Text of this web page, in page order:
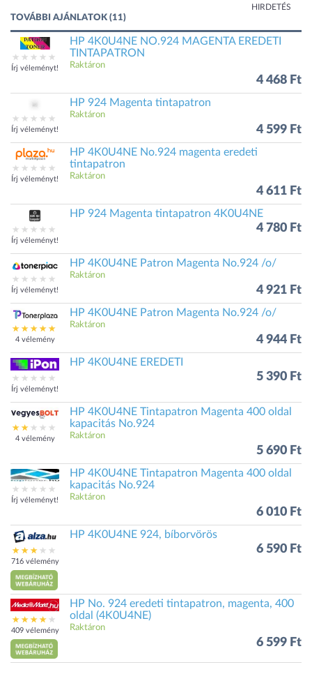
HIRDETÉS
TOVÁBBI AJÁNLATOK (11)
Írj véleményt!
HP 4K0U4NE NO.924 MAGENTA EREDETI
TINTAPATRON
Raktáron
4 468 Ft
Írj véleményt!
HP 924 Magenta tintapatron
Raktáron
4 599 Ft
Írj véleményt!
HP 4K0U4NE No.924 magenta eredeti
tintapatron
Raktáron
4 611 Ft
Írj véleményt!
HP 924 Magenta tintapatron 4K0U4NE
4 780 Ft
Írj véleményt!
HP 4K0U4NE Patron Magenta No.924 /o/
Raktáron
4 921 Ft
4 vélemény
HP 4K0U4NE Patron Magenta No.924 /o/
Raktáron
4 944 Ft
Írj véleményt!
HP 4K0U4NE EREDETI
5 390 Ft
4 vélemény
HP 4K0U4NE Tintapatron Magenta 400 oldal
kapacitás No.924
Raktáron
5 690 Ft
Írj véleményt!
HP 4K0U4NE Tintapatron Magenta 400 oldal
kapacitás No.924
Raktáron
6 010 Ft
716 vélemény
HP 4K0U4NE 924, bíborvörös
6 590 Ft
409 vélemény
HP No. 924 eredeti tintapatron, magenta, 400
oldal (4K0U4NE)
Raktáron
6 599 Ft